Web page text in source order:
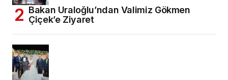
Bakan Uraloğlu’ndan Valimiz Gökmen
Çiçek’e Ziyaret